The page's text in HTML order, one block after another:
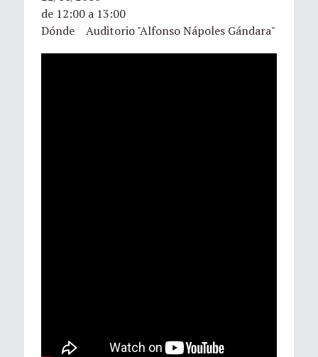
de 12:00 a 13:00
Dónde Auditorio "Alfonso Nápoles Gándara"